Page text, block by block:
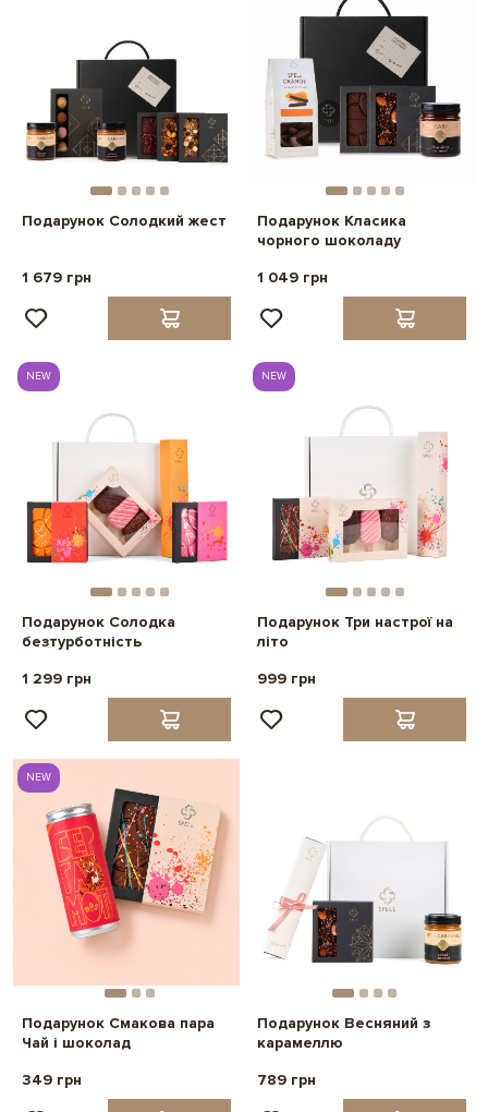
Подарунок Солодкий жест
1 679 грн
Подарунок Класика
чорного шоколаду
1 049 грн
NEW
Подарунок Солодка
безтурботність
1 299 грн
NEW
Подарунок Три настрої на
літо
999 грн
NEW
Подарунок Смакова пара
Чай і шоколад
349 грн
Подарунок Весняний з
карамеллю
789 грн